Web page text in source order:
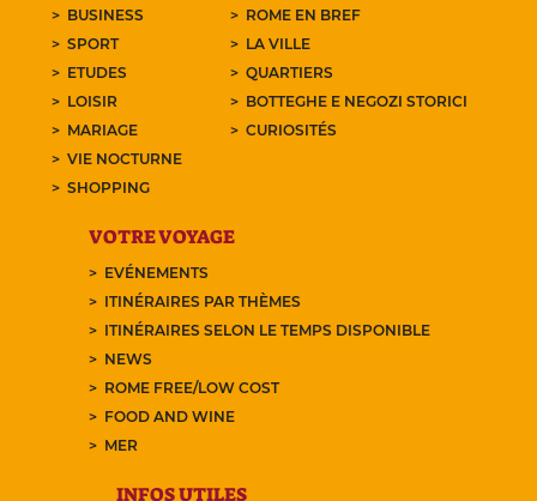
BUSINESS
SPORT
ETUDES
LOISIR
MARIAGE
VIE NOCTURNE
SHOPPING
ROME EN BREF
LA VILLE
QUARTIERS
BOTTEGHE E NEGOZI STORICI
CURIOSITÉS
VOTRE VOYAGE
EVÉNEMENTS
ITINÉRAIRES PAR THÈMES
ITINÉRAIRES SELON LE TEMPS DISPONIBLE
NEWS
ROME FREE/LOW COST
FOOD AND WINE
MER
INFOS UTILES